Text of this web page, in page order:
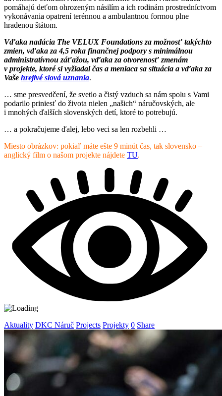
pomáhajú deťom ohrozeným násilím a ich rodinám prostredníctvom
vykonávania opatrení terénnou a ambulantnou formou plne
hradenou štátom.
Vďaka nadácia The VELUX Foundations za možnosť takýchto
zmien, vďaka za 4,5 roka finančnej podpory s minimálnou
administratívnou záťažou, vďaka za otvorenosť zmenám
v projekte, ktoré si vyžiadal čas a meniaca sa situácia a vďaka za
Vaše hrejivé slová uznania.
… sme presvedčení, že svetlo a čistý vzduch sa nám spolu s Vami
podarilo priniesť do života nielen „našich“ náručovských, ale
i mnohých ďalších slovenských detí, ktoré to potrebujú.
… a pokračujeme ďalej, lebo veci sa len rozbehli …
Miesto obrázkov: pokiaľ máte ešte 9 minút čas, tak slovensko –
anglický film o našom projekte nájdete TU.
Aktuality DKC Náruč Projects Projekty 0 Share